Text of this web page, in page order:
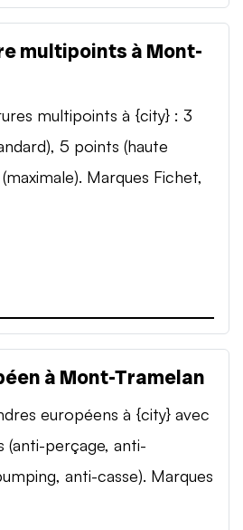
multipoints à Mont-
multipoints à {city} : 3
5 points (haute
Marques Fichet,
à Mont-Tramelan
européens à {city} avec
perçage, anti-
anti-casse). Marques